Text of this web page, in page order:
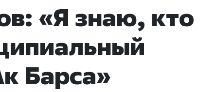
«Я знаю, кто
Барса»